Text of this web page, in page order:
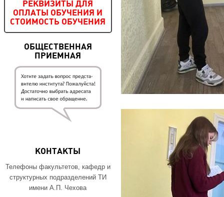
РЕКВИЗИТЫ ДЛЯ
ОПЛАТЫ ОБУЧЕНИЯ И
СТОИМОСТЬ ОБУЧЕНИЯ
ОБЩЕСТВЕННАЯ
ПРИЕМНАЯ
КОНТАКТЫ
Телефоны факультетов, кафедр и
структурных подразделений ТИ
имени А.П. Чехова